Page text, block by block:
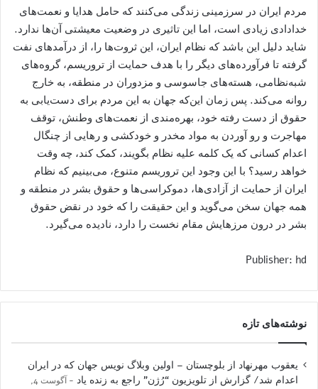
مردم ایران در سرزمینی زندگی می‌کنند که حامل هدایا و نعمت‌های
خدادادی زیادی است، اما این تاثیری در وضعیت معیشتی آن‌ها ندارد.
شاید دلیل این باشد که نظام ایران، این ثروت‌ها را، از درآمدهای نفت
گرفته تا فرآورده‌های دیگر را با هدف حمایت از تروریسم، گروه‌های
شبه‌نظامی، هسته‌های جاسوسی و مزدوران در منطقه، به خارج
روانه می‌کند. پس زمان این‌که جهان به این مردم برای دست‌یابی به
حقوق از دست رفته خود، بهره‌مندی از نعمت‌های وطنش، توقف
مهاجرت و رو آوردن به مواد مخدر و خودکشی و رهایی از چنگال
اعدام کسانی که یک کلمه علیه نظام بگویند، کمک کند، چه وقت
خواهد رسید؟ با این وجود این تروریسم متنوع، می‌بینیم که نظام
ایران از حمایت از آزادی‌ها، دموکراسی‌ها و حقوق بشر در منطقه و
همه جهان سخن می‌گوید و این حقیقت را که خود در نقض حقوق
بشر در درون مرزهایش مقام نخست را دارد، نادیده می‌گیرد.
Publisher: hd
نوشته‌های تازه
یعقوب مهرنهاد از بلوچستان – اولین وبلاگ نویس جهان که در ایران
اعدام شد/ گزارش از تلویزیون “رُژن” راجع به زنده یاد
آگوست 4,